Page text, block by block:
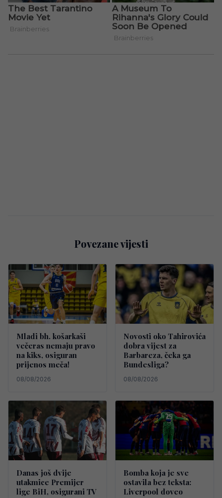
Povezane vijesti
Mladi bh. košarkaši
večeras nemaju pravo
na kiks, osiguran
prijenos meča!
08/08/2026
Novosti oko Tahirovića
dobra vijest za
Barbareza, čeka ga
Bundesliga?
08/08/2026
Danas još dvije
utakmice Premijer
lige BiH, osigurani TV
Bomba koja je sve
ostavila bez teksta:
Liverpool doveo